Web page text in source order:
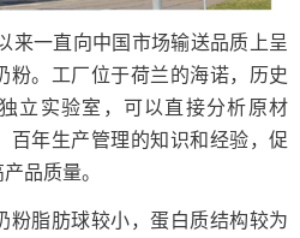
一直向中国市场输送品质上呈
粉。工厂位于荷兰的海诺，历史
立实验室，可以直接分析原材
百年生产管理的知识和经验，促
品质量。
脂肪球较小，蛋白质结构较为